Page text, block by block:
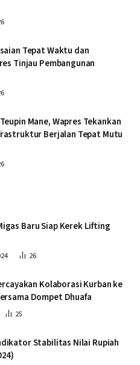
Tepat Waktu dan
Tinjau Pembangunan
Mane, Wapres Tekankan
Berjalan Tepat Mutu
Baru Siap Kerek Lifting
26
Kolaborasi Kurban ke
Dompet Dhuafa
25
Stabilitas Nilai Rupiah